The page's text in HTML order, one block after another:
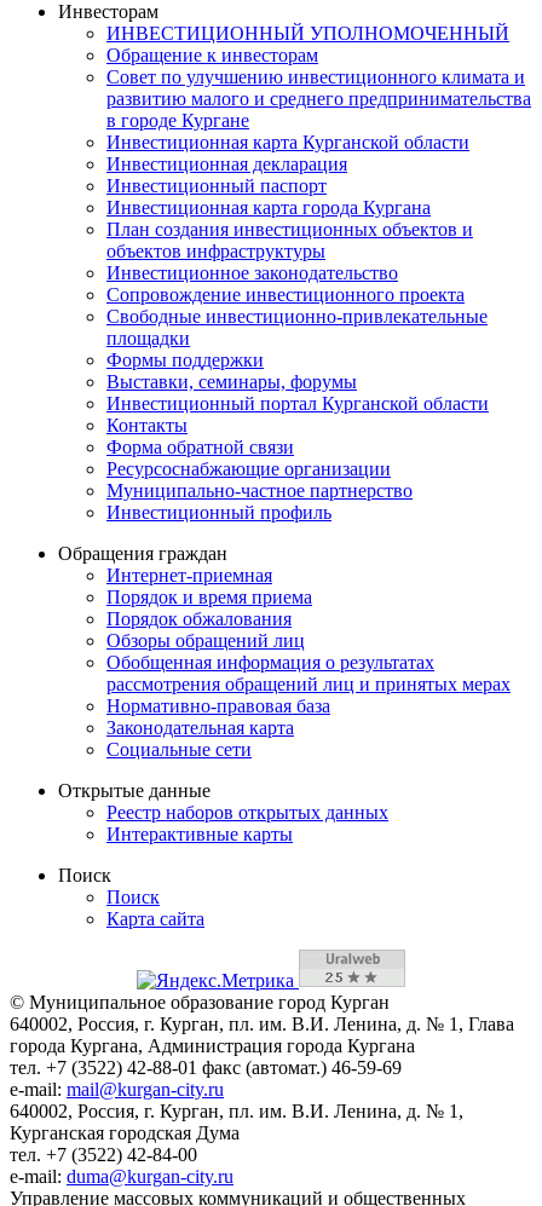
Инвесторам
ИНВЕСТИЦИОННЫЙ УПОЛНОМОЧЕННЫЙ
Обращение к инвесторам
Совет по улучшению инвестиционного климата и
развитию малого и среднего предпринимательства
в городе Кургане
Инвестиционная карта Курганской области
Инвестиционная декларация
Инвестиционный паспорт
Инвестиционная карта города Кургана
План создания инвестиционных объектов и
объектов инфраструктуры
Инвестиционное законодательство
Сопровождение инвестиционного проекта
Свободные инвестиционно-привлекательные
площадки
Формы поддержки
Выставки, семинары, форумы
Инвестиционный портал Курганской области
Контакты
Форма обратной связи
Ресурсоснабжающие организации
Муниципально-частное партнерство
Инвестиционный профиль
Обращения граждан
Интернет-приемная
Порядок и время приема
Порядок обжалования
Обзоры обращений лиц
Обобщенная информация о результатах
рассмотрения обращений лиц и принятых мерах
Нормативно-правовая база
Законодательная карта
Социальные сети
Открытые данные
Реестр наборов открытых данных
Интерактивные карты
Поиск
Поиск
Карта сайта
© Муниципальное образование город Курган
640002, Россия, г. Курган, пл. им. В.И. Ленина, д. № 1, Глава
города Кургана, Администрация города Кургана
тел. +7 (3522) 42-88-01 факс (автомат.) 46-59-69
e-mail: mail@kurgan-city.ru
640002, Россия, г. Курган, пл. им. В.И. Ленина, д. № 1,
Курганская городская Дума
тел. +7 (3522) 42-84-00
e-mail: duma@kurgan-city.ru
Управление массовых коммуникаций и общественных